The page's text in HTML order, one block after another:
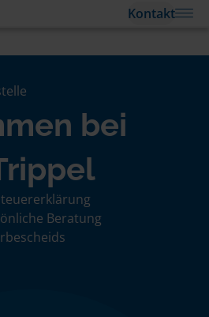
Kontakt
bei
Beratung